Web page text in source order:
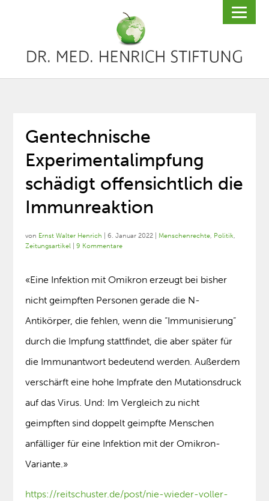
Gentechnische
Experimentalimpfung
schädigt offensichtlich die
Immunreaktion
von Ernst Walter Henrich |6. Januar 2022 Menschenrechte, Politik,
Zeitungsartikel |9 Kommentare
«Eine Infektion mit Omikron erzeugt bei bisher
nicht geimpften Personen gerade die N-
Antikörper, die fehlen, wenn die “Immunisierung”
durch die Impfung stattfindet, die aber später für
die Immunantwort bedeutend werden. Außerdem
verschärft eine hohe Impfrate den Mutationsdruck
auf das Virus. Und: Im Vergleich zu nicht
geimpften sind doppelt geimpfte Menschen
anfälliger für eine Infektion mit der Omikron-
Variante.»
https://reitschuster.de/post/nie-wieder-voller-